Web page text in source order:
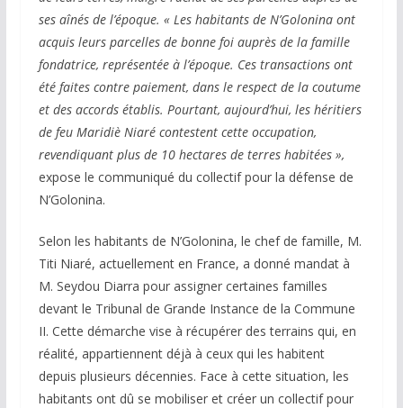
ses aînés de l’époque. « Les habitants de N’Golonina ont
acquis leurs parcelles de bonne foi auprès de la famille
fondatrice, représentée à l’époque. Ces transactions ont
été faites contre paiement, dans le respect de la coutume
et des accords établis. Pourtant, aujourd’hui, les héritiers
de feu Maridiè Niaré contestent cette occupation,
revendiquant plus de 10 hectares de terres habitées »,
expose le communiqué du collectif pour la défense de
N’Golonina.
Selon les habitants de N’Golonina, le chef de famille, M.
Titi Niaré, actuellement en France, a donné mandat à
M. Seydou Diarra pour assigner certaines familles
devant le Tribunal de Grande Instance de la Commune
II. Cette démarche vise à récupérer des terrains qui, en
réalité, appartiennent déjà à ceux qui les habitent
depuis plusieurs décennies. Face à cette situation, les
habitants ont dû se mobiliser et créer un collectif pour